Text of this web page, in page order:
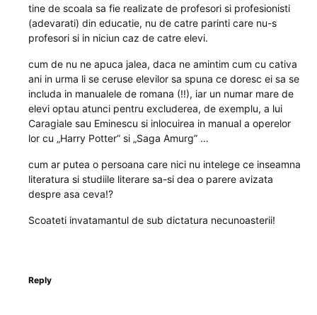
tine de scoala sa fie realizate de profesori si profesionisti
(adevarati) din educatie, nu de catre parinti care nu-s
profesori si in niciun caz de catre elevi.
cum de nu ne apuca jalea, daca ne amintim cum cu cativa
ani in urma li se ceruse elevilor sa spuna ce doresc ei sa se
includa in manualele de romana (!!), iar un numar mare de
elevi optau atunci pentru excluderea, de exemplu, a lui
Caragiale sau Eminescu si inlocuirea in manual a operelor
lor cu „Harry Potter” si „Saga Amurg” …
cum ar putea o persoana care nici nu intelege ce inseamna
literatura si studiile literare sa-si dea o parere avizata
despre asa ceva!?
Scoateti invatamantul de sub dictatura necunoasterii!
Reply